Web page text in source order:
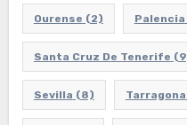
Ourense (2) Palencia
Santa Cruz De Tenerife
Sevilla (8) Tarragona